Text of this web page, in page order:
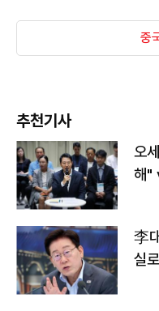
중
추천기사
오
해"
李
실